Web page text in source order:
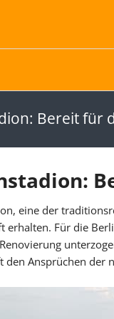
Produkte
Einbau von
Pflege von
Reparatur von
Kunstrasen
Bereit für
eine der
erhalten. Für die
den Ansprüchen der